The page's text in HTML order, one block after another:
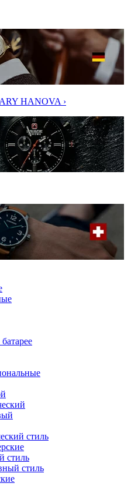
HANOVA ›
стиль
стиль
стиль